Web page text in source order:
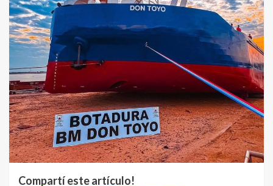
Compartí este artículo!